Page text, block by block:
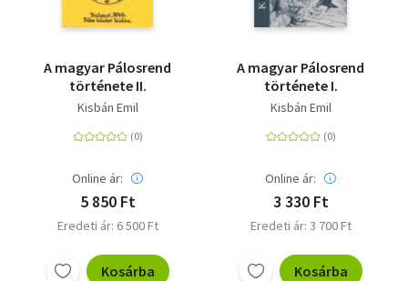
A magyar Pálosrend
története II.
Kisbán Emil
Online ár:
5 850 Ft
Eredeti ár: 6 500 Ft
Kosárba
A magyar Pálosrend
története I.
Kisbán Emil
Online ár:
3 330 Ft
Eredeti ár: 3 700 Ft
Kosárba